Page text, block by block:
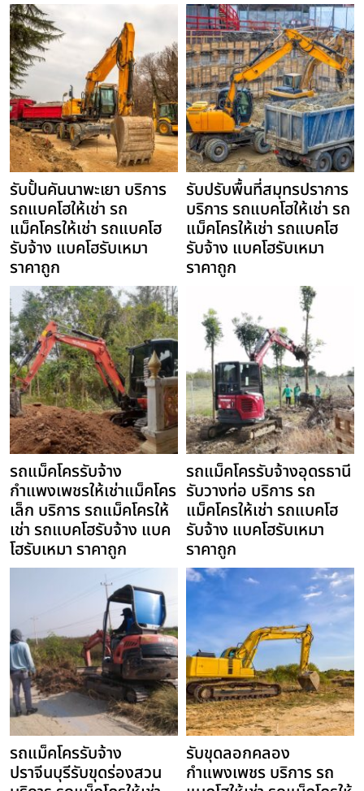
รับปั้นคันนาพะเยา บริการ
รถแบคโฮให้เช่า รถ
แม็คโครให้เช่า รถแบคโฮ
รับจ้าง แบคโฮรับเหมา
ราคาถูก
รับปรับพื้นที่สมุทรปราการ
บริการ รถแบคโฮให้เช่า รถ
แม็คโครให้เช่า รถแบคโฮ
รับจ้าง แบคโฮรับเหมา
ราคาถูก
รถแม็คโครรับจ้าง
กำแพงเพชรให้เช่าแม็คโคร
เล็ก บริการ รถแม็คโครให้
เช่า รถแบคโฮรับจ้าง แบค
โฮรับเหมา ราคาถูก
รถแม็คโครรับจ้างอุดรธานี
รับวางท่อ บริการ รถ
แม็คโครให้เช่า รถแบคโฮ
รับจ้าง แบคโฮรับเหมา
ราคาถูก
รถแม็คโครรับจ้าง
ปราจีนบุรีรับขุดร่องสวน
รับขุดลอกคลอง
กำแพงเพชร บริการ รถ